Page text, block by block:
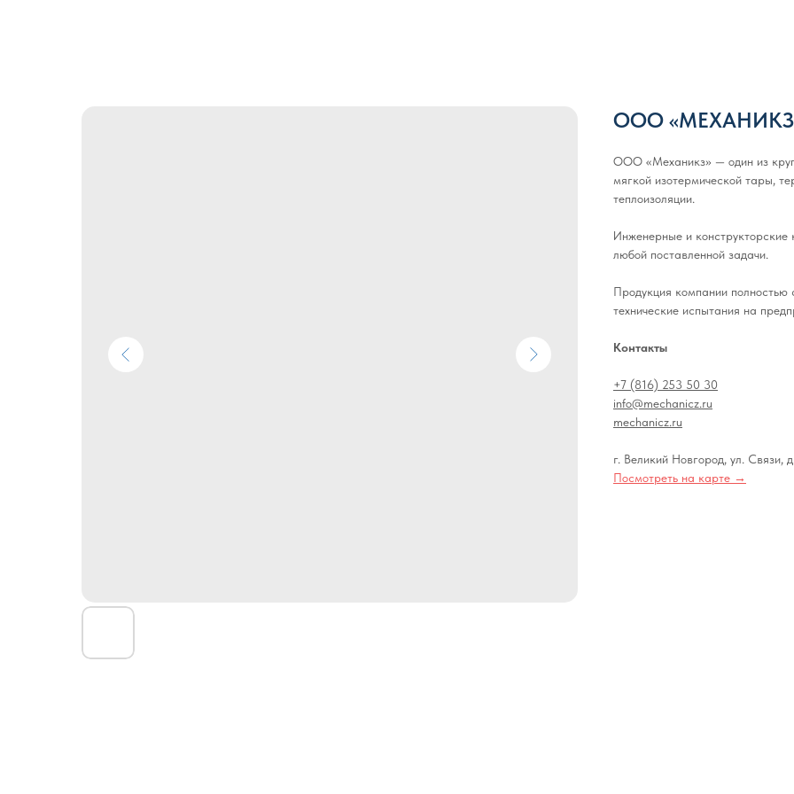
ООО
ООО «Механикз» — один из
мягкой изотермической тары,
теплоизоляции.
Инженерные и
любой поставленной задачи.
Продукция компании полностью
технические испытания на
Контакты
+7 (816) 253 50 30
info@mechanicz.ru
mechanicz.ru
г. Великий Новгород, ул. Связи,
Посмотреть на карте →